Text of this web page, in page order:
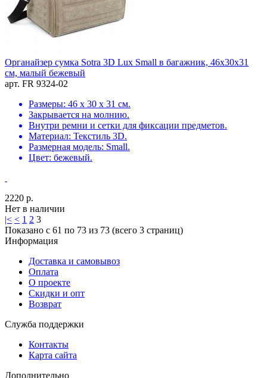
Органайзер сумка Sotra 3D Lux Small в багажник, 46x30x31
см, малый бежевый
арт. FR 9324-02
Размеры: 46 х 30 х 31 см.
Закрывается на молнию.
Внутри ремни и сетки для фиксации предметов.
Материал: Текстиль 3D.
Размерная модель: Small.
Цвет: бежевый.
2220 р.
Нет в наличии
|< < 1 2 3
Показано с 61 по 73 из 73 (всего 3 страниц)
Информация
Доставка и самовывоз
Оплата
О проекте
Скидки и опт
Возврат
Служба поддержки
Контакты
Карта сайта
Дополнительно